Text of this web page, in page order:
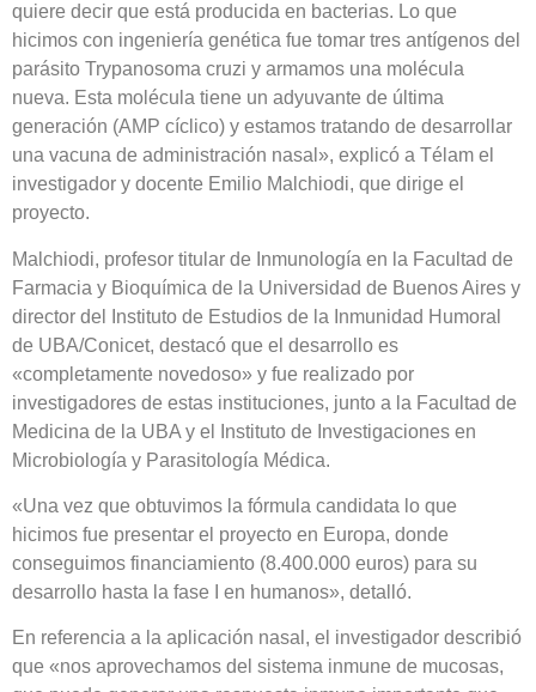
quiere decir que está producida en bacterias. Lo que
hicimos con ingeniería genética fue tomar tres antígenos del
parásito Trypanosoma cruzi y armamos una molécula
nueva. Esta molécula tiene un adyuvante de última
generación (AMP cíclico) y estamos tratando de desarrollar
una vacuna de administración nasal», explicó a Télam el
investigador y docente Emilio Malchiodi, que dirige el
proyecto.
Malchiodi, profesor titular de Inmunología en la Facultad de
Farmacia y Bioquímica de la Universidad de Buenos Aires y
director del Instituto de Estudios de la Inmunidad Humoral
de UBA/Conicet, destacó que el desarrollo es
«completamente novedoso» y fue realizado por
investigadores de estas instituciones, junto a la Facultad de
Medicina de la UBA y el Instituto de Investigaciones en
Microbiología y Parasitología Médica.
«Una vez que obtuvimos la fórmula candidata lo que
hicimos fue presentar el proyecto en Europa, donde
conseguimos financiamiento (8.400.000 euros) para su
desarrollo hasta la fase I en humanos», detalló.
En referencia a la aplicación nasal, el investigador describió
que «nos aprovechamos del sistema inmune de mucosas,